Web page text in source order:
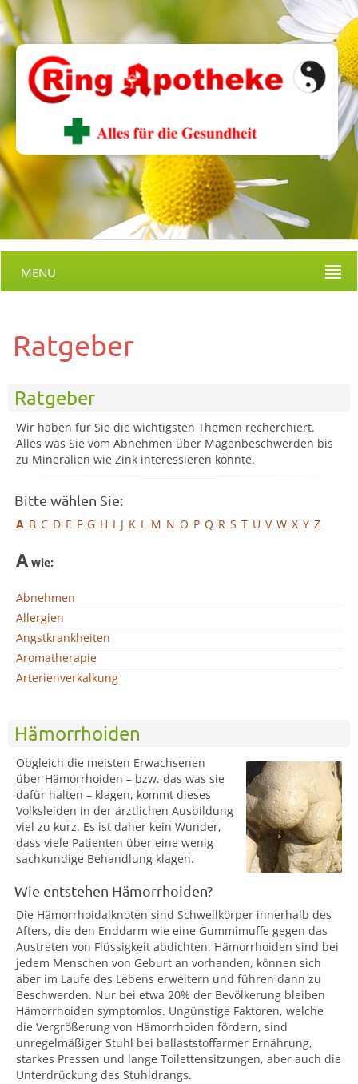
MENU
Ratgeber
Ratgeber
Wir haben für Sie die wichtigsten Themen recherchiert.
Alles was Sie vom Abnehmen über Magenbeschwerden bis
zu Mineralien wie Zink interessieren könnte.
Bitte wählen Sie:
A B C D E F G H I J K L M N O P Q R S T U V W X Y Z
A wie:
Abnehmen
Allergien
Angstkrankheiten
Aromatherapie
Arterienverkalkung
Hämorrhoiden
Obgleich die meisten Erwachsenen
über Hämorrhoiden – bzw. das was sie
dafür halten – klagen, kommt dieses
Volksleiden in der ärztlichen Ausbildung
viel zu kurz. Es ist daher kein Wunder,
dass viele Patienten über eine wenig
sachkundige Behandlung klagen.
Wie entstehen Hämorrhoiden?
Die Hämorrhoidalknoten sind Schwellkörper innerhalb des
Afters, die den Enddarm wie eine Gummimuffe gegen das
Austreten von Flüssigkeit abdichten. Hämorrhoiden sind bei
jedem Menschen von Geburt an vorhanden, können sich
aber im Laufe des Lebens erweitern und führen dann zu
Beschwerden. Nur bei etwa 20% der Bevölkerung bleiben
Hämorrhoiden symptomlos. Ungünstige Faktoren, welche
die Vergrößerung von Hämorrhoiden fördern, sind
unregelmäßiger Stuhl bei ballaststoffarmer Ernährung,
starkes Pressen und lange Toilettensitzungen, aber auch die
Unterdrückung des Stuhldrangs.